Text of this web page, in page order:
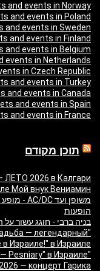
and events in Norway
and events in Poland
and events in Sweden
and events in Finland
and events in Belgium
events in Netherlands
in Czech Republic
and events in Turkey
and events in Canada
and events in Spain
and events in France
תוכן מקודם
— ЛЕТО 2026 в Калгари
Мой внук Вениамин
הופעות
בניה ברבי - חוגג עשור על הבמות! 2026 -
— легендарный
Израиле!" в Израиле
"Песняры — Pesniary" в Израиле
— концерт Гарика